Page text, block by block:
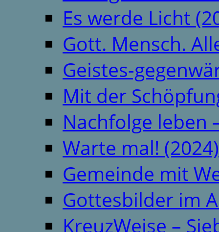
Es werde Licht
Gott. Mensch.
Geistes-
Mit der
Nachfolge leben
Warte mal! (2024)
Gemeinde mit
Gottesbilder im
KreuzWeise –